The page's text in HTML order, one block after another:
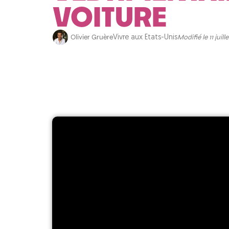
VOITURE
Olivier GruèreVivre aux Etats-UnisModifié le 11